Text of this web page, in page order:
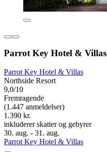
Parrot Key Hotel & Villas
Parrot Key Hotel & Villas
Northside Resort
9,0/10
Fremragende
(1.447 anmeldelser)
1.390 kr.
inkluderer skatter og gebyrer
30. aug. - 31. aug.
Parrot Key Hotel & Villas